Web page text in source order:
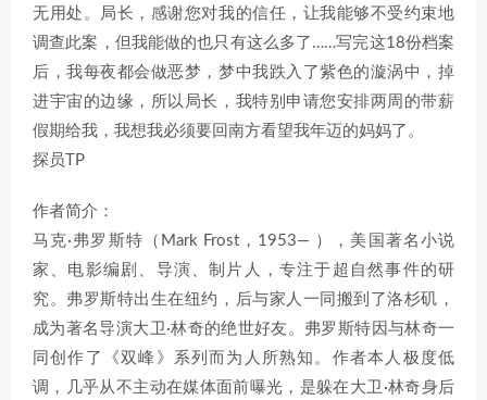
无用处。局长，感谢您对我的信任，让我能够不受约束地
调查此案，但我能做的也只有这么多了……写完这18份档案
后，我每夜都会做恶梦，梦中我跌入了紫色的漩涡中，掉
进宇宙的边缘，所以局长，我特别申请您安排两周的带薪
假期给我，我想我必须要回南方看望我年迈的妈妈了。
探员TP
作者简介：
马克·弗罗斯特（Mark Frost，1953— ），美国著名小说
家、电影编剧、导演、制片人，专注于超自然事件的研
究。弗罗斯特出生在纽约，后与家人一同搬到了洛杉矶，
成为著名导演大卫·林奇的绝世好友。弗罗斯特因与林奇一
同创作了《双峰》系列而为人所熟知。作者本人极度低
调，几乎从不主动在媒体面前曝光，是躲在大卫·林奇身后